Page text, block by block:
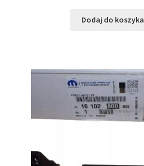
Dodaj do koszyka